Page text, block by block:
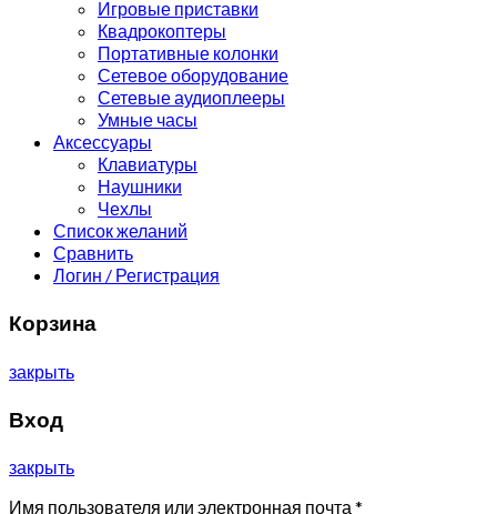
Игровые приставки
Квадрокоптеры
Портативные колонки
Сетевое оборудование
Сетевые аудиоплееры
Умные часы
Аксессуары
Клавиатуры
Наушники
Чехлы
Список желаний
Сравнить
Логин / Регистрация
Корзина
закрыть
Вход
закрыть
Имя пользователя или электронная почта *